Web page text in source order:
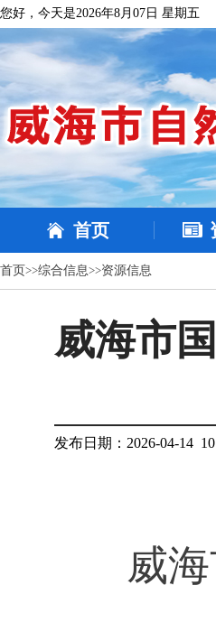
您好，今天是2026年8月07日 星期五
首页
首页>>综合信息>>资源信息
威海市
发布日期：2026-04-14
威